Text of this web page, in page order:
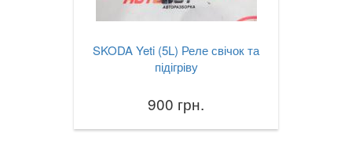
SKODA Yeti (5L) Реле свічок та
підігріву
900 грн.